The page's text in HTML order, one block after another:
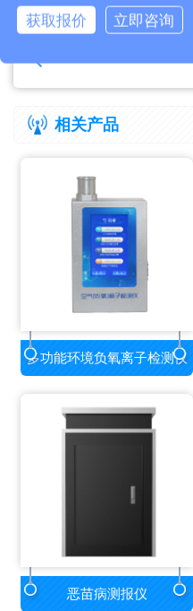
上一篇：国网输电线路环
相关产品
多功能环境负氧离子检测仪
恶苗病测报仪
获取报价 立即咨询